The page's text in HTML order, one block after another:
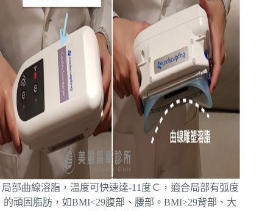
局部曲線溶脂，溫度可快速達-11度Ｃ，適合局部有弧度
的頑固脂肪，如BMI<29腹部、腰部。BMI>29背部、大